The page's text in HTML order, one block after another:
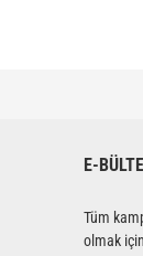
E-
Tüm
olmak